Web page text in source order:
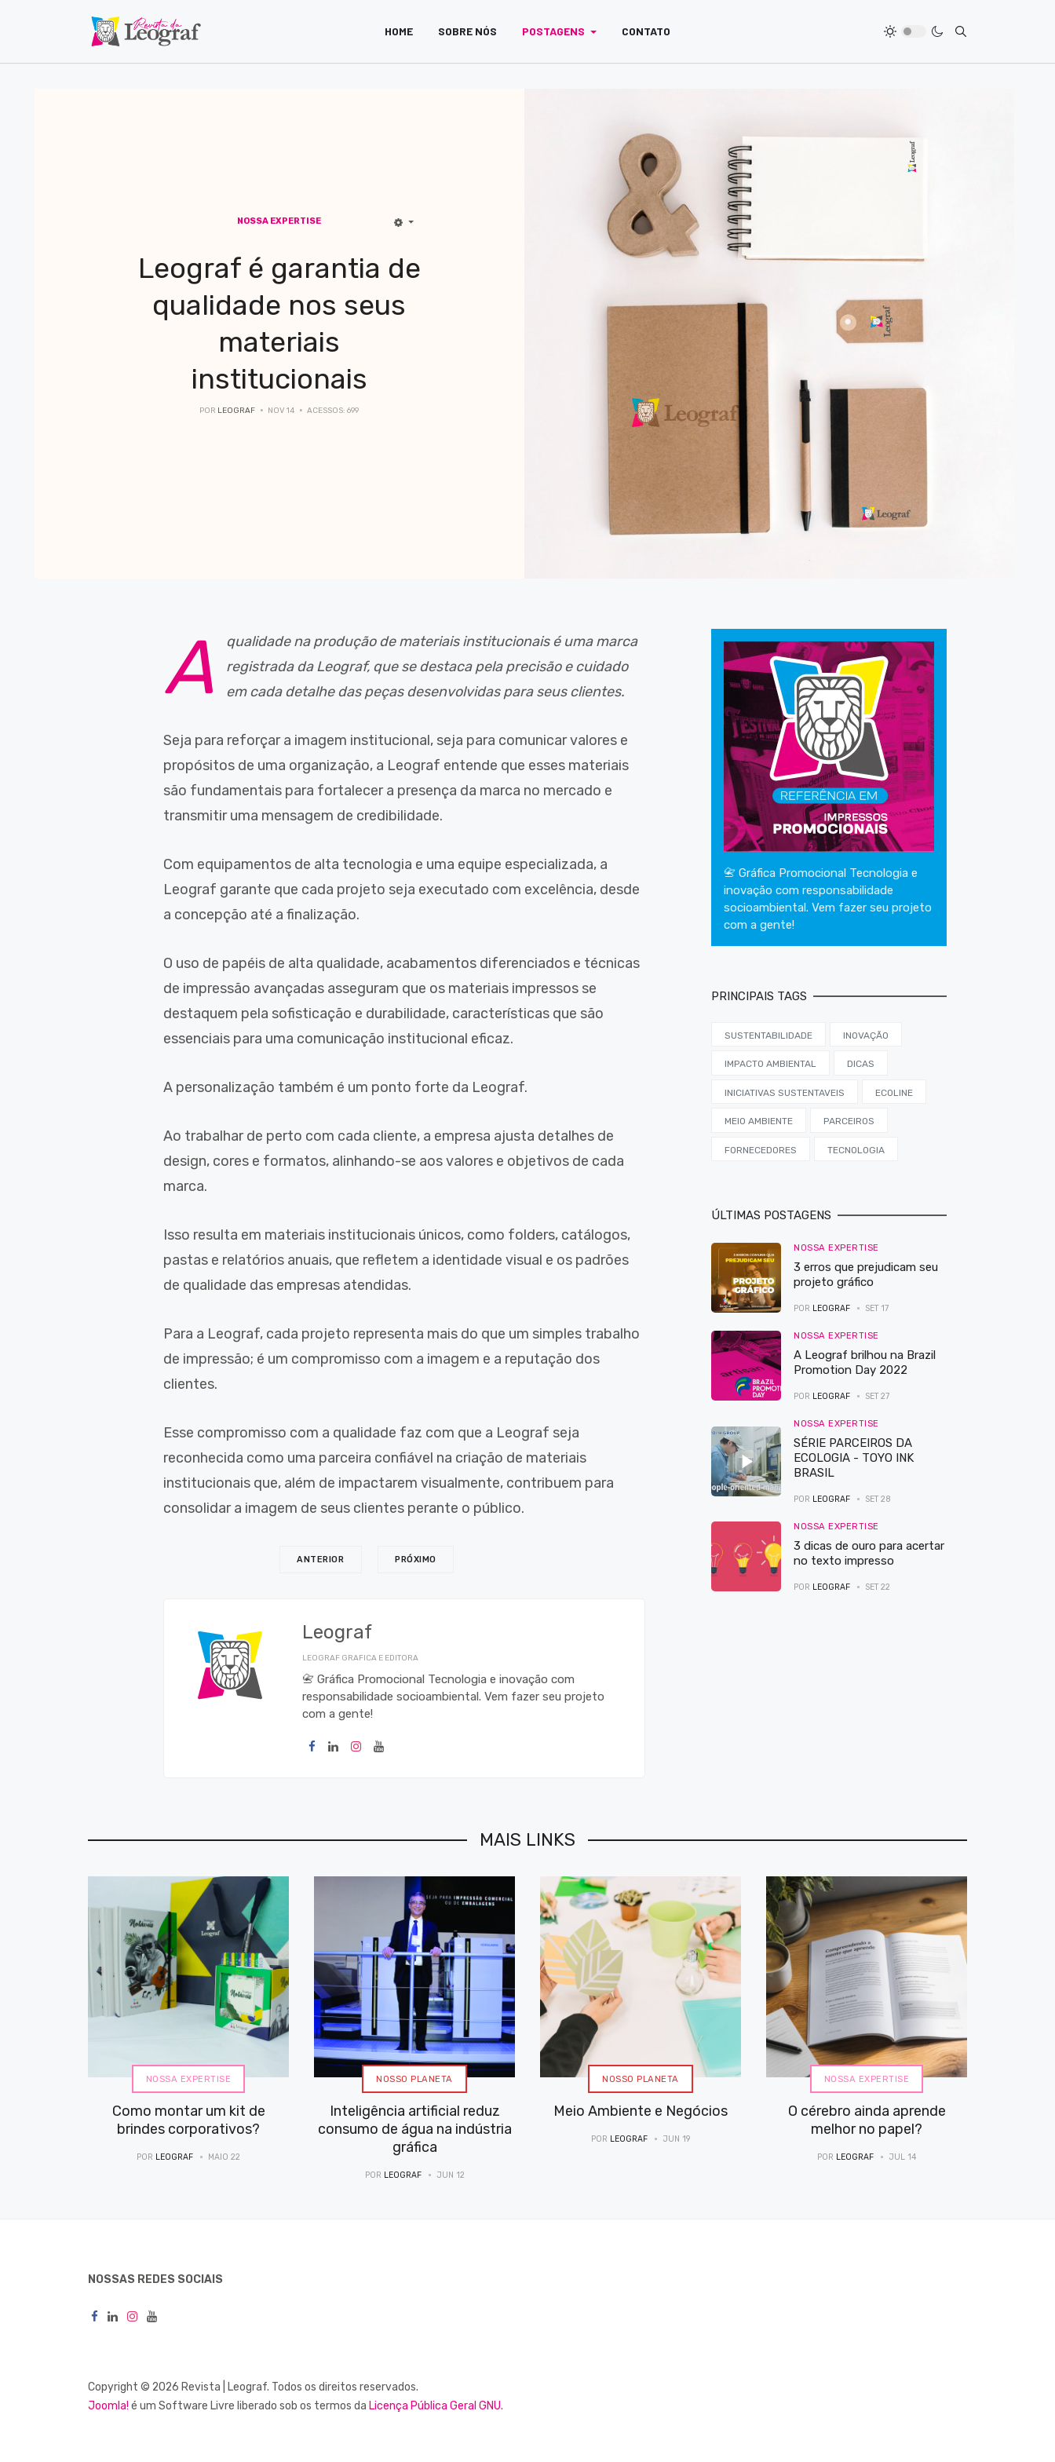
HOME SOBRE NÓS POSTAGENS CONTATO
NOSSA EXPERTISE
Leograf é garantia de
qualidade nos seus
materiais
institucionais
POR LEOGRAF NOV 14 ACESSOS: 699
A
qualidade na produção de materiais institucionais é uma marca
registrada da Leograf, que se destaca pela precisão e cuidado
em cada detalhe das peças desenvolvidas para seus clientes.
Seja para reforçar a imagem institucional, seja para comunicar valores e
propósitos de uma organização, a Leograf entende que esses materiais
são fundamentais para fortalecer a presença da marca no mercado e
transmitir uma mensagem de credibilidade.
Com equipamentos de alta tecnologia e uma equipe especializada, a
Leograf garante que cada projeto seja executado com excelência, desde
a concepção até a finalização.
O uso de papéis de alta qualidade, acabamentos diferenciados e técnicas
de impressão avançadas asseguram que os materiais impressos se
destaquem pela sofisticação e durabilidade, características que são
essenciais para uma comunicação institucional eficaz.
A personalização também é um ponto forte da Leograf.
Ao trabalhar de perto com cada cliente, a empresa ajusta detalhes de
design, cores e formatos, alinhando-se aos valores e objetivos de cada
marca.
Isso resulta em materiais institucionais únicos, como folders, catálogos,
pastas e relatórios anuais, que refletem a identidade visual e os padrões
de qualidade das empresas atendidas.
Para a Leograf, cada projeto representa mais do que um simples trabalho
de impressão; é um compromisso com a imagem e a reputação dos
clientes.
Esse compromisso com a qualidade faz com que a Leograf seja
reconhecida como uma parceira confiável na criação de materiais
institucionais que, além de impactarem visualmente, contribuem para
consolidar a imagem de seus clientes perante o público.
ANTERIOR PRÓXIMO
Leograf
LEOGRAF GRAFICA E EDITORA
📇 Gráfica Promocional Tecnologia e inovação com
responsabilidade socioambiental. Vem fazer seu projeto
com a gente!
📇 Gráfica Promocional Tecnologia e
inovação com responsabilidade
socioambiental. Vem fazer seu projeto
com a gente!
PRINCIPAIS TAGS
SUSTENTABILIDADE INOVAÇÃO
IMPACTO AMBIENTAL DICAS
INICIATIVAS SUSTENTAVEIS ECOLINE
MEIO AMBIENTE PARCEIROS
FORNECEDORES TECNOLOGIA
ÚLTIMAS POSTAGENS
NOSSA EXPERTISE
3 erros que prejudicam seu
projeto gráfico
POR LEOGRAF SET 17
NOSSA EXPERTISE
A Leograf brilhou na Brazil
Promotion Day 2022
POR LEOGRAF SET 27
NOSSA EXPERTISE
SÉRIE PARCEIROS DA
ECOLOGIA - TOYO INK
BRASIL
POR LEOGRAF SET 28
NOSSA EXPERTISE
3 dicas de ouro para acertar
no texto impresso
POR LEOGRAF SET 22
MAIS LINKS
NOSSA EXPERTISE
Como montar um kit de
brindes corporativos?
POR LEOGRAF MAIO 22
NOSSO PLANETA
Inteligência artificial reduz
consumo de água na indústria
gráfica
POR LEOGRAF JUN 12
NOSSO PLANETA
Meio Ambiente e Negócios
POR LEOGRAF JUN 19
NOSSA EXPERTISE
O cérebro ainda aprende
melhor no papel?
POR LEOGRAF JUL 14
NOSSAS REDES SOCIAIS
Copyright © 2026 Revista | Leograf. Todos os direitos reservados.
Joomla! é um Software Livre liberado sob os termos da Licença Pública Geral GNU.